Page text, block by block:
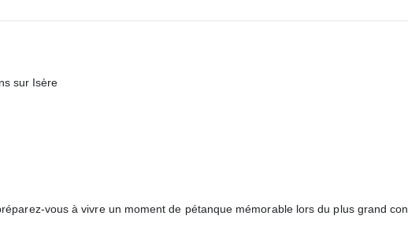
sur Isère
vous à vivre un moment de pétanque mémorable lors du plus grand